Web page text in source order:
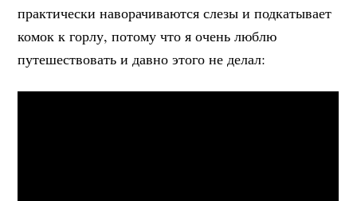
практически наворачиваются слезы и подкатывает
комок к горлу, потому что я очень люблю
путешествовать и давно этого не делал: